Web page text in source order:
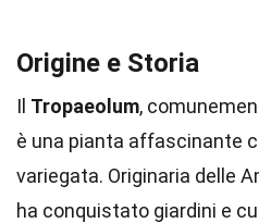
Origine e Storia
Il Tropaeolum,
è una pianta affascinante
variegata. Originaria delle
ha conquistato giardini e